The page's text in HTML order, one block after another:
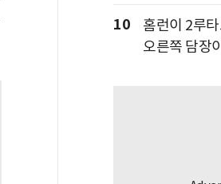
10
홈런이 2루
오른쪽 담장